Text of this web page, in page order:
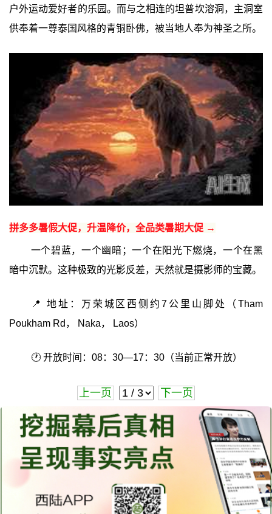
户外运动爱好者的乐园。而与之相连的坦普坎溶洞，主洞室
供奉着一尊泰国风格的青铜卧佛，被当地人奉为神圣之所。
拼多多暑假大促，升温降价，全品类暑期大促 →
一个碧蓝，一个幽暗；一个在阳光下燃烧，一个在黑
暗中沉默。这种极致的光影反差，天然就是摄影师的宝藏。
📍 地址：万荣城区西侧约7公里山脚处（Tham
Poukham Rd， Naka， Laos）
🕐 开放时间：08：30—17：30（当前正常开放）
上一页 下一页